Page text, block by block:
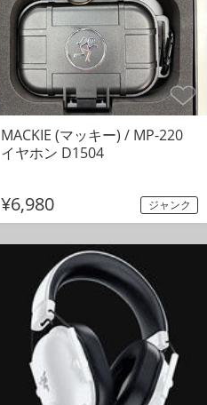
MACKIE (マッキー) / MP-220
イヤホン D1504
¥6,980 ジャンク